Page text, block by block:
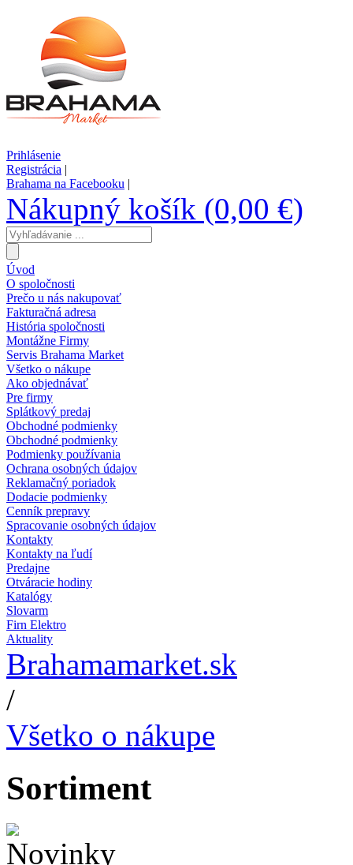
Prihlásenie
Registrácia |
Brahama na Facebooku |
Nákupný košík (0,00 €)
Úvod
O spoločnosti
Prečo u nás nakupovať
Fakturačná adresa
História spoločnosti
Montážne Firmy
Servis Brahama Market
Všetko o nákupe
Ako objednávať
Pre firmy
Splátkový predaj
Obchodné podmienky
Obchodné podmienky
Podmienky používania
Ochrana osobných údajov
Reklamačný poriadok
Dodacie podmienky
Cenník prepravy
Spracovanie osobných údajov
Kontakty
Kontakty na ľudí
Predajne
Otváracie hodiny
Katalógy
Slovarm
Firn Elektro
Aktuality
Brahamamarket.sk
/
Všetko o nákupe
Sortiment